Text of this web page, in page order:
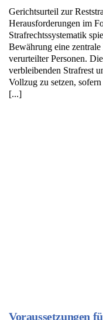
Gerichtsurteil zur
Herausforderungen im
Strafrechtssystematik
Bewährung eine
verurteilter Personen.
verbleibenden Strafrest
Vollzug zu setzen,
[...]
Voraussetzungen